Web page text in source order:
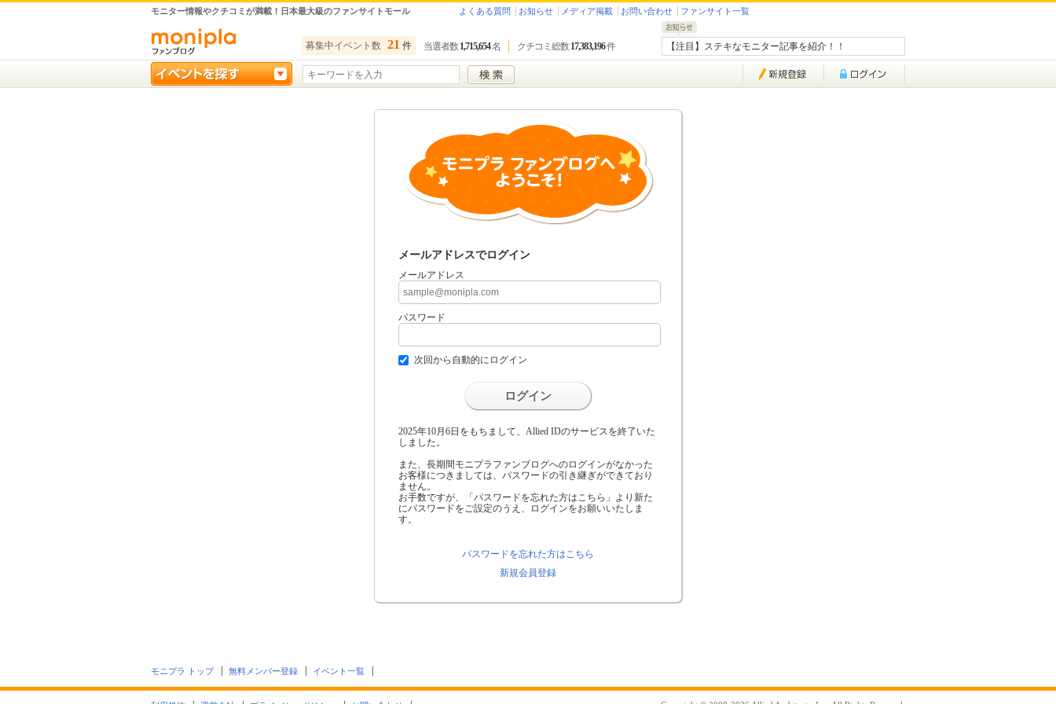
モニター情報やクチコミが満載！日本最大級のファンサイトモール よくある質問 お知らせ メディア掲載 お問い合わせ ファンサイト一覧
【注目】ステキなモニター記事を紹介！！
募集中イベント数 21 件 当選者数 1,715,654名 クチコミ総数 17,383,196件
メールアドレスでログイン
メールアドレス
パスワード
次回から自動的にログイン
ログイン
2025年10月6日をもちまして、Allied IDのサービスを終了いた
しました。
また、長期間モニプラファンブログへのログインがなかった
お客様につきましては、パスワードの引き継ぎができており
ません。
お手数ですが、「パスワードを忘れた方はこちら」より新た
にパスワードをご設定のうえ、ログインをお願いいたしま
す。
パスワードを忘れた方はこちら
新規会員登録
モニプラ トップ 無料メンバー登録 イベント一覧